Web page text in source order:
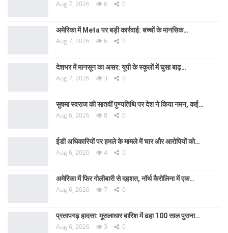
Aug 7, 2026 6 0
अमेरिका में Meta पर बड़ी कार्रवाई: बच्चों के मानसिक…
Aug 7, 2026 6 0
देशभर में मानसून का असर: यूपी के स्कूलों में घुसा बाढ़…
Aug 7, 2026 3 0
सुषमा स्वराज की सातवीं पुण्यतिथि पर देश ने किया नमन, कई…
Aug 6, 2026 8 0
ईडी अधिकारियों पर हमले के मामले में चार और आरोपियों को…
Aug 6, 2026 4 0
अमेरिका में फिर गोलीबारी से दहशत, नॉर्थ कैरोलिना में एक…
Aug 6, 2026 7 0
प्रतापगढ़ हादसा: मूसलाधार बारिश में ढहा 100 साल पुराना…
Aug 6, 2026 3 0